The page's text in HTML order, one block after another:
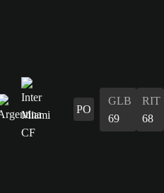
PO
GLB
69
RIT
68